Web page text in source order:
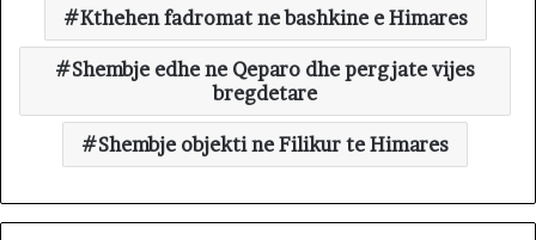
Kthehen fadromat ne bashkine e Himares
Shembje edhe ne Qeparo dhe pergjate vijes
bregdetare
Shembje objekti ne Filikur te Himares